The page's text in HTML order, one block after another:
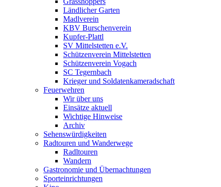
Ländlicher Garten
Madlverein
KBV Burschenverein
Kupfer-Plattl
SV Mittelstetten e.V.
Schützenverein Mittelstetten
Schützenverein Vogach
SC Tegernbach
Krieger und Soldatenkameradschaft
Feuerwehren
Wir über uns
Einsätze aktuell
Wichtige Hinweise
Archiv
Sehenswürdigkeiten
Radtouren und Wanderwege
Radltouren
Wandern
Gastronomie und Übernachtungen
Sporteinrichtungen